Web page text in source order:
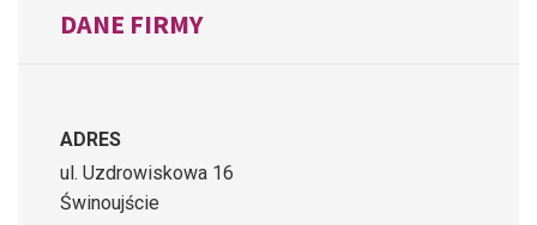
DANE FIRMY
ADRES
ul. Uzdrowiskowa 16
Świnoujście